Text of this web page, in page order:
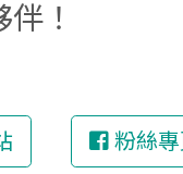
！
粉絲專